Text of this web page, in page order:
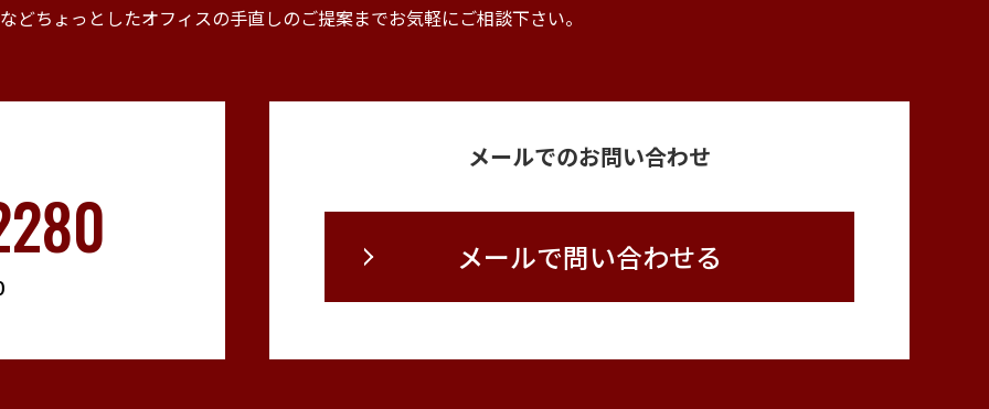
どちょっとしたオフィスの手直しのご提案までお気軽にご相談下さい。
メールでのお問い合わせ
メールで問い合わせる